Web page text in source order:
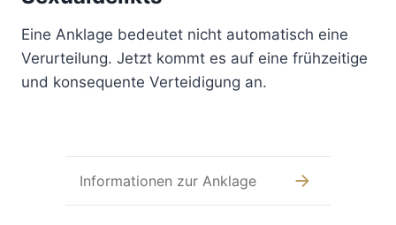
Eine Anklage bedeutet nicht automatisch eine
Verurteilung. Jetzt kommt es auf eine frühzeitige
und konsequente Verteidigung an.
Informationen zur Anklage